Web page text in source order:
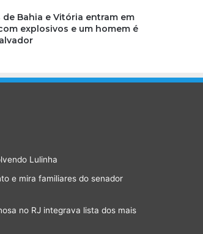
Bahia e Vitória entram em
explosivos e um homem é
Lulinha
e mira familiares do senador
no RJ integrava lista dos mais